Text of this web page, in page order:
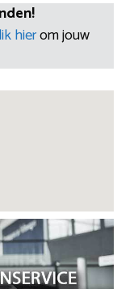
hierom jouw